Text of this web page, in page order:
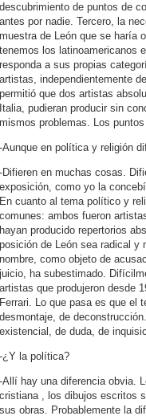
descubrimiento de puntos de
antes por nadie. Tercero, la
muestra de León que se haría
tenemos los latinoamericanos
responda a sus propias
artistas, independientemente
permitió que dos artistas
Italia, pudieran producir sin
mismos problemas. Los
-Aunque en política y religión
-Difieren en muchas cosas.
exposición, como yo la
En cuanto al tema político y
comunes: ambos fueron
hayan producido repertorios
posición de León sea radical y
nombre, como objeto de
juicio, ha subestimado.
artistas que produjeron desde
Ferrari. Lo que pasa es que el
desmontaje, de
existencial, de duda, de
-¿Y la política?
-Allí hay una diferencia obvia.
cristiana , los dibujos escritos
sus obras. Probablemente la